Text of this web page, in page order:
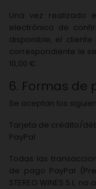
Una vez realizado
electrónico de
disponible, el
correspondiente le
10,00 €.
6. Formas de
Se aceptan los
Tarjeta de crédito/
PayPal
Todas las
de pago PayPal
STEREO WINES S.L.